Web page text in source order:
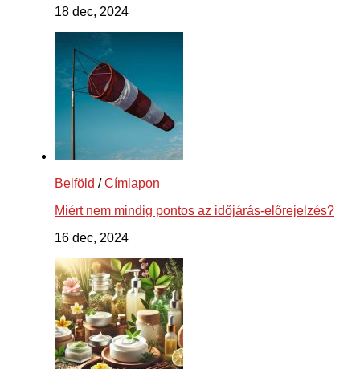
18 dec, 2024
Belföld /Címlapon
Miért nem mindig pontos az időjárás-előrejelzés?
16 dec, 2024